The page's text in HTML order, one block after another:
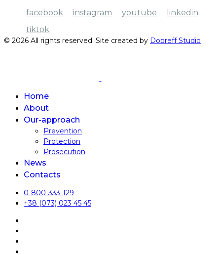
facebook instagram youtube
linkedin
tiktok
© 2026 All rights reserved. Site created by Dobreff Studio
Home
About
Our-approach
Prevention
Protection
Prosecution
News
Contacts
0-800-333-129
+38 (073) 023 45 45